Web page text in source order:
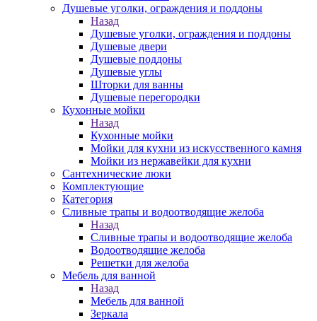
Душевые уголки, ограждения и поддоны
Назад
Душевые уголки, ограждения и поддоны
Душевые двери
Душевые поддоны
Душевые углы
Шторки для ванны
Душевые перегородки
Кухонные мойки
Назад
Кухонные мойки
Мойки для кухни из искусственного камня
Мойки из нержавейки для кухни
Сантехнические люки
Комплектующие
Категория
Cливные трапы и водоотводящие желоба
Назад
Cливные трапы и водоотводящие желоба
Водоотводящие желоба
Решетки для желоба
Мебель для ванной
Назад
Мебель для ванной
Зеркала